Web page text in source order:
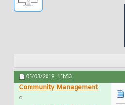
05/03/2019, 15h53
Community Management